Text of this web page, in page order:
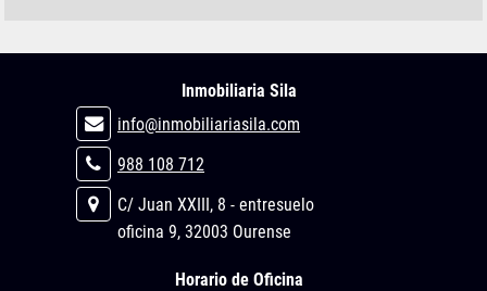
Inmobiliaria Sila
info@inmobiliariasila.com
988 108 712
C/ Juan XXIII, 8 - entresuelo
oficina 9, 32003 Ourense
Horario de Oficina